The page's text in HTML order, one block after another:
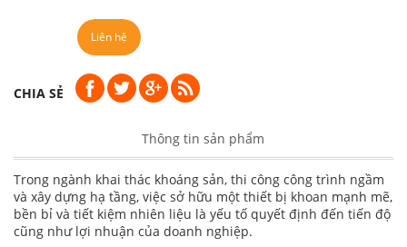
Liên hệ
CHIA SẺ
Thông tin sản phẩm
Trong ngành khai thác khoáng sản, thi công công trình ngầm
và xây dựng hạ tầng, việc sở hữu một thiết bị khoan mạnh mẽ,
bền bỉ và tiết kiệm nhiên liệu là yếu tố quyết định đến tiến độ
cũng như lợi nhuận của doanh nghiệp.